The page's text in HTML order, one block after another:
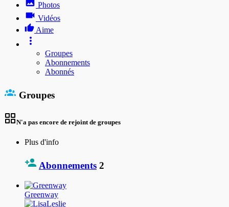
Photos
Vidéos
Aime
Groupes
Abonnements
Abonnés
Groupes
N'a pas encore de rejoint de groupes
Plus d'info
Abonnements 2
Greenway